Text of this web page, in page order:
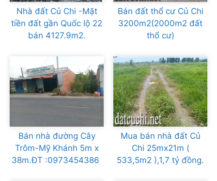
Nhà đất Củ Chi -Mặt
tiền đất gần Quốc lộ 22
bán 4127.9m2.
Bán đất thổ cư Củ Chi
3200m2(2000m2 đất
thổ cư)
Bán nhà đường Cây
Trôm-Mỹ Khánh 5m x
38m.ĐT :0973454386
Mua bán nhà đất Củ
Chi 25mx21m (
533,5m2 ),1,7 tỷ đồng.